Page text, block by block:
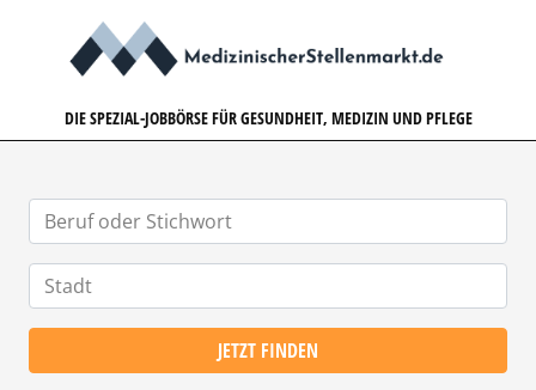
DIE SPEZIAL-JOBBÖRSE FÜR GESUNDHEIT, MEDIZIN UND PFLEGE
JETZT FINDEN